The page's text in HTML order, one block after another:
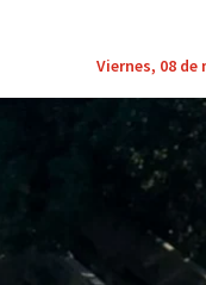
Viernes, 08 de